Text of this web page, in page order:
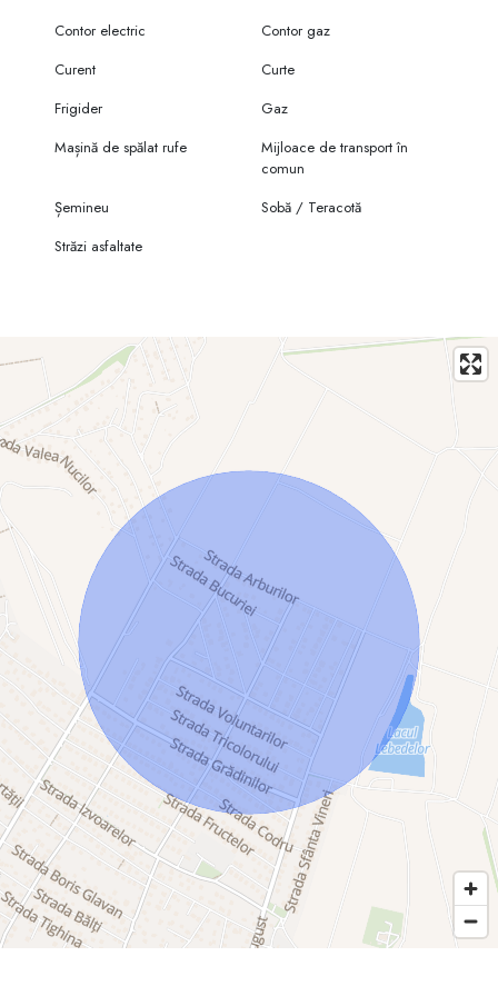
Contor electric
Contor gaz
Curent
Curte
Frigider
Gaz
Mașină de spălat rufe
Mijloace de transport în
comun
Șemineu
Sobă / Teracotă
Străzi asfaltate